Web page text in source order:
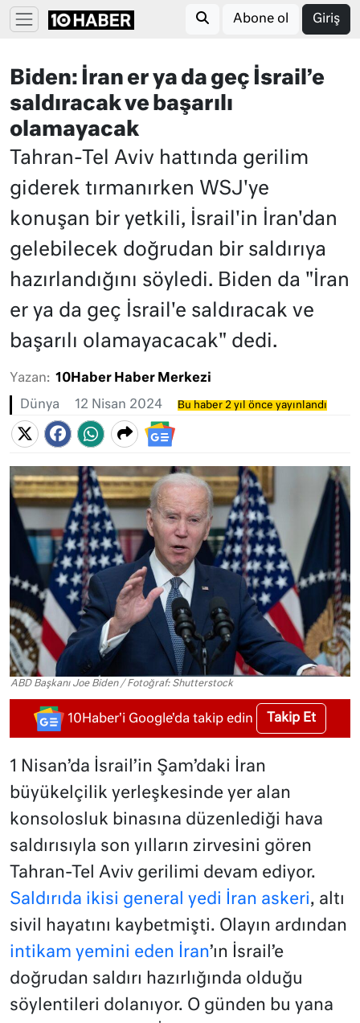
Abone ol Giriş
Biden: İran er ya da geç İsrail’e
saldıracak ve başarılı
olamayacak
Tahran-Tel Aviv hattında gerilim
giderek tırmanırken WSJ'ye
konuşan bir yetkili, İsrail'in İran'dan
gelebilecek doğrudan bir saldırıya
hazırlandığını söyledi. Biden da "İran
er ya da geç İsrail'e saldıracak ve
başarılı olamayacacak" dedi.
Yazan: 10Haber Haber Merkezi
Dünya 12 Nisan 2024 Bu haber 2 yıl önce yayınlandı
ABD Başkanı Joe Biden / Fotoğraf: Shutterstock
10Haber'i Google'da takip edin Takip Et
1 Nisan’da İsrail’in Şam’daki İran
büyükelçilik yerleşkesinde yer alan
konsolosluk binasına düzenlediği hava
saldırısıyla son yılların zirvesini gören
Tahran-Tel Aviv gerilimi devam ediyor.
Saldırıda ikisi general yedi İran askeri, altı
sivil hayatını kaybetmişti. Olayın ardından
intikam yemini eden İran’ın İsrail’e
doğrudan saldırı hazırlığında olduğu
söylentileri dolanıyor. O günden bu yana